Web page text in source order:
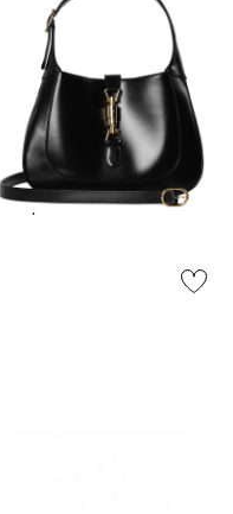
Gucci | Damen
Schultertasche JACKIE 1061
3.200,00 €